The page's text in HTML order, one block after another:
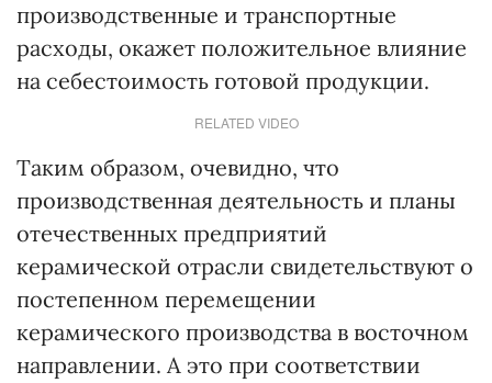
производственные и транспортные
расходы, окажет положительное влияние
на себестоимость готовой продукции.
RELATED VIDEO
Таким образом, очевидно, что
производственная деятельность и планы
отечественных предприятий
керамической отрасли свидетельствуют о
постепенном перемещении
керамического производства в восточном
направлении. А это при соответствии